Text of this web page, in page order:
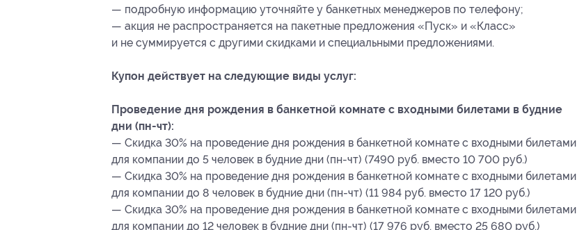
— подробную информацию уточняйте у банкетных менеджеров по телефону;
— акция не распространяется на пакетные предложения «Пуск» и «Класс»
и не суммируется с другими скидками и специальными предложениями.
Купон действует на следующие виды услуг:
Проведение дня рождения в банкетной комнате с входными билетами в будние
дни (пн-чт):
— Скидка 30% на проведение дня рождения в банкетной комнате с входными билетами
для компании до 5 человек в будние дни (пн-чт) (7490 руб. вместо 10 700 руб.)
— Скидка 30% на проведение дня рождения в банкетной комнате с входными билетами
для компании до 8 человек в будние дни (пн-чт) (11 984 руб. вместо 17 120 руб.)
— Скидка 30% на проведение дня рождения в банкетной комнате с входными билетами
для компании до 12 человек в будние дни (пн-чт) (17 976 руб. вместо 25 680 руб.)